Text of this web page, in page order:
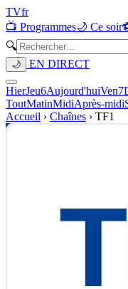
TVfr
📺 Programmes🌙 Ce soir
🔍
🌙 EN DIRECT
HierJeu6Aujourd'huiVen7
ToutMatinMidiAprès-midi
Accueil › Chaînes › TF1